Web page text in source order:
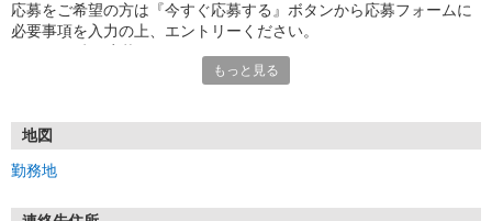
応募をご希望の方は『今すぐ応募する』ボタンから応募フォームに
必要事項を入力の上、エントリーください。
号」など
もっと見る
地図
勤務地